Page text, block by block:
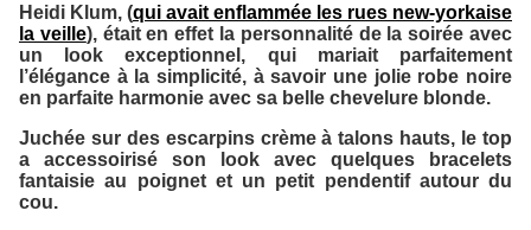
Heidi Klum, (qui avait enflammée les rues new-yorkaise
la veille), était en effet la personnalité de la soirée avec
un look exceptionnel, qui mariait parfaitement
l’élégance à la simplicité, à savoir une jolie robe noire
en parfaite harmonie avec sa belle chevelure blonde.
Juchée sur des escarpins crème à talons hauts, le top
a accessoirisé son look avec quelques bracelets
fantaisie au poignet et un petit pendentif autour du
cou.